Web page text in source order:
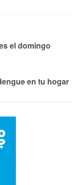
el domingo
en tu hogar